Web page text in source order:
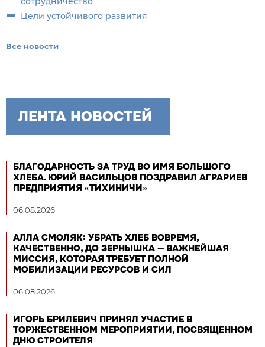
Цели устойчивого развития
Все новости
ЛЕНТА НОВОСТЕЙ
БЛАГОДАРНОСТЬ ЗА ТРУД ВО ИМЯ БОЛЬШОГО
ХЛЕБА. ЮРИЙ ВАСИЛЬЦОВ ПОЗДРАВИЛ АГРАРИЕВ
ПРЕДПРИЯТИЯ «ТИХИНИЧИ»
06.08.2026
АЛЛА СМОЛЯК: УБРАТЬ ХЛЕБ ВОВРЕМЯ,
КАЧЕСТВЕННО, ДО ЗЕРНЫШКА — ВАЖНЕЙШАЯ
МИССИЯ, КОТОРАЯ ТРЕБУЕТ ПОЛНОЙ
МОБИЛИЗАЦИИ РЕСУРСОВ И СИЛ
06.08.2026
ИГОРЬ БРИЛЕВИЧ ПРИНЯЛ УЧАСТИЕ В
ТОРЖЕСТВЕННОМ МЕРОПРИЯТИИ, ПОСВЯЩЕННОМ
ДНЮ СТРОИТЕЛЯ